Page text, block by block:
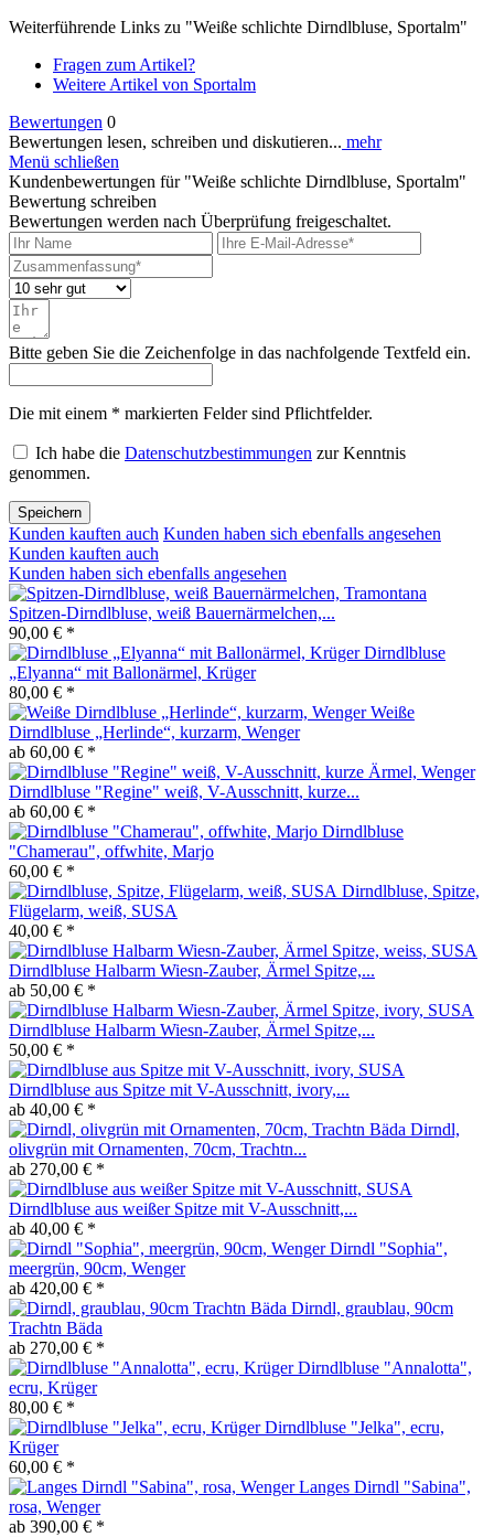
Weiterführende Links zu "Weiße schlichte Dirndlbluse, Sportalm"
Fragen zum Artikel?
Weitere Artikel von Sportalm
Bewertungen 0
Bewertungen lesen, schreiben und diskutieren... mehr
Menü schließen
Kundenbewertungen für "Weiße schlichte Dirndlbluse, Sportalm"
Bewertung schreiben
Bewertungen werden nach Überprüfung freigeschaltet.
Bitte geben Sie die Zeichenfolge in das nachfolgende Textfeld ein.
Die mit einem * markierten Felder sind Pflichtfelder.
Ich habe die Datenschutzbestimmungen zur Kenntnis
genommen.
Speichern
Kunden kauften auch Kunden haben sich ebenfalls angesehen
Kunden kauften auch
Kunden haben sich ebenfalls angesehen
Spitzen-Dirndlbluse, weiß Bauernärmelchen,...
90,00 € *
Dirndlbluse
„Elyanna“ mit Ballonärmel, Krüger
80,00 € *
Weiße
Dirndlbluse „Herlinde“, kurzarm, Wenger
ab 60,00 € *
Dirndlbluse "Regine" weiß, V-Ausschnitt, kurze...
ab 60,00 € *
Dirndlbluse
"Chamerau", offwhite, Marjo
60,00 € *
Dirndlbluse, Spitze,
Flügelarm, weiß, SUSA
40,00 € *
Dirndlbluse Halbarm Wiesn-Zauber, Ärmel Spitze,...
ab 50,00 € *
Dirndlbluse Halbarm Wiesn-Zauber, Ärmel Spitze,...
50,00 € *
Dirndlbluse aus Spitze mit V-Ausschnitt, ivory,...
ab 40,00 € *
Dirndl,
olivgrün mit Ornamenten, 70cm, Trachtn...
ab 270,00 € *
Dirndlbluse aus weißer Spitze mit V-Ausschnitt,...
ab 40,00 € *
Dirndl "Sophia",
meergrün, 90cm, Wenger
ab 420,00 € *
Dirndl, graublau, 90cm
Trachtn Bäda
ab 270,00 € *
Dirndlbluse "Annalotta",
ecru, Krüger
80,00 € *
Dirndlbluse "Jelka", ecru,
Krüger
60,00 € *
Langes Dirndl "Sabina",
rosa, Wenger
ab 390,00 € *